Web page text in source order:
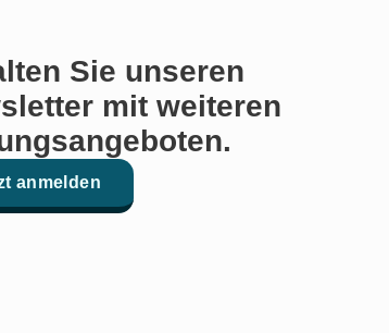
Sie unseren
mit weiteren
anmelden